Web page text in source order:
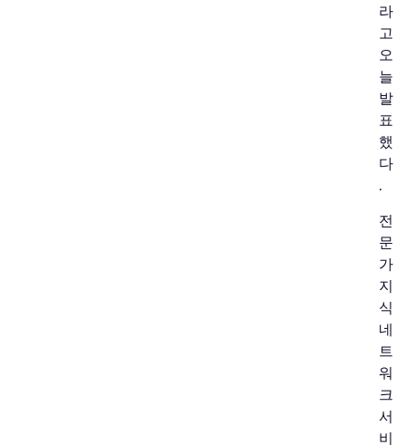
라
고
오
늘
발
표
했
다
.
전
문
가
지
식
네
트
워
크
서
비